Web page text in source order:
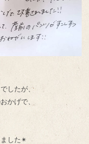
したが、
かげで、
した✴︎